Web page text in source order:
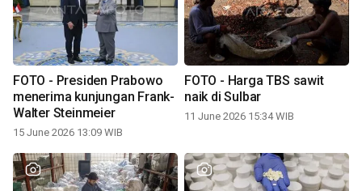
FOTO - Presiden Prabowo
menerima kunjungan Frank-
Walter Steinmeier
15 June 2026 13:09 WIB
FOTO - Harga TBS sawit
naik di Sulbar
11 June 2026 15:34 WIB